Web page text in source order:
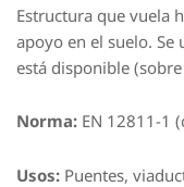
Estructura que vuela
apoyo en el suelo.
está disponible
Norma: EN 12811-1
Usos: Puentes,